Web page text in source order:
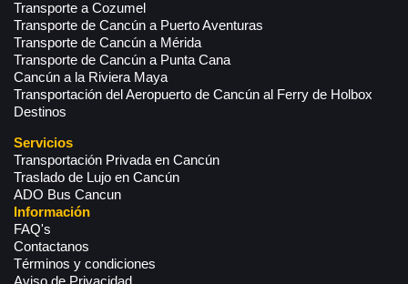
Transporte a Cozumel
Transporte de Cancún a Puerto Aventuras
Transporte de Cancún a Mérida
Transporte de Cancún a Punta Cana
Cancún a la Riviera Maya
Transportación del Aeropuerto de Cancún al Ferry de Holbox
Destinos
Servicios
Transportación Privada en Cancún
Traslado de Lujo en Cancún
ADO Bus Cancun
Información
FAQ's
Contactanos
Términos y condiciones